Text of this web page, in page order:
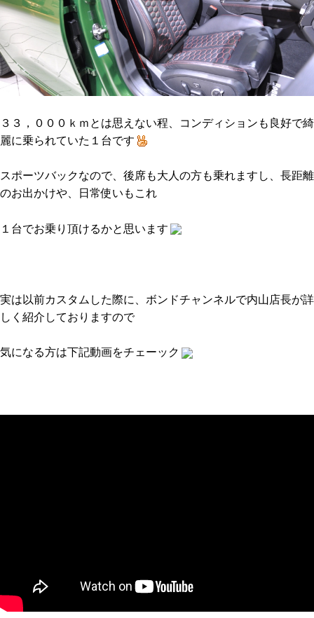
３３，０００ｋｍとは思えない程、コンディションも良好で綺
麗に乗られていた１台です
スポーツバックなので、後席も大人の方も乗れますし、長距離
のお出かけや、日常使いもこれ
１台でお乗り頂けるかと思います
実は以前カスタムした際に、ボンドチャンネルで内山店長が詳
しく紹介しておりますので
気になる方は下記動画をチェーック